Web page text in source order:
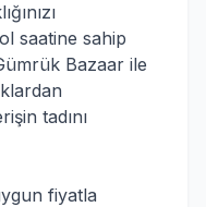
saatine sahip
Bazaar ile
tadını
fiyatla